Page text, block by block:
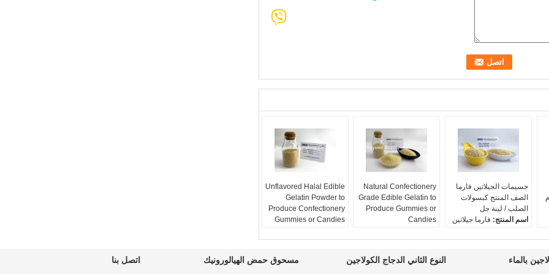
Unflavored Halal Edible
Gelatin Powder to
Produce Confectionery
Gummies or Candies
جيلاتين
180-240 ازهر
Natural Confectionery
Grade Edible Gelatin to
Produce Gummies or
Candies
للأكل
قوة الهلام:
180-240 ازهر
جسيمات الجيلاتين فارما
الصف المنتج كبسولات
الصلب / لينة جل
اسم المنتج: فارما جيلاتين
الناعم
الرصد العالمي المتاحة
بالماء النوع الثاني الدجاج الكولاجين مسحوق حمض الهيالورونيك اتصل بنا